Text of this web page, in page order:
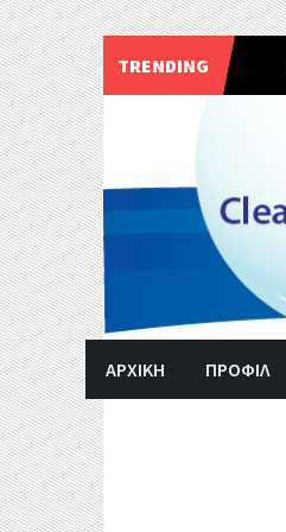
TRENDING
Skip
to
content
ΑΡΧΙΚΗ ΠΡΟΦΙΛ